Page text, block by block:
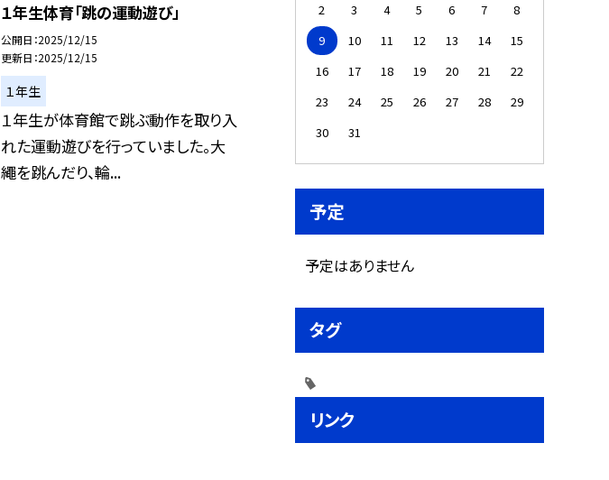
１年生体育「跳の運動遊び」
公開日 2025/12/15
更新日 2025/12/15
１年生
１年生が体育館で跳ぶ動作を取り入
れた運動遊びを行っていました。大
繩を跳んだり、輪...
2
3 4 5 6 7
8
9
10 11 12 13 14
15
16
17 18 19 20 21
22
23
24 25 26 27 28
29
30
31
予定
予定はありません
タグ
リンク